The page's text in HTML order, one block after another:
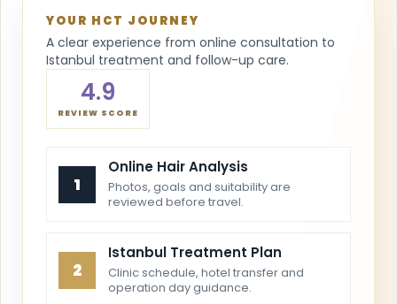
YOUR HCT JOURNEY
A clear experience from online consultation to
Istanbul treatment and follow-up care.
4.9
REVIEW SCORE
1
Online Hair Analysis
Photos, goals and suitability are
reviewed before travel.
2
Istanbul Treatment Plan
Clinic schedule, hotel transfer and
operation day guidance.